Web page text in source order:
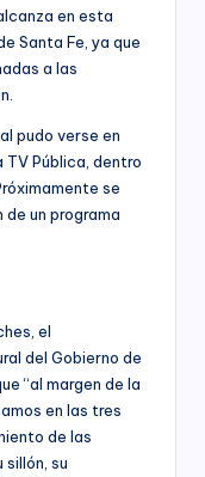
en esta
Santa Fe, ya que
a las
pudo verse en
TV Pública, dentro
se
un programa
el
del Gobierno de
“al margen de la
en las tres
de las
sillón, su